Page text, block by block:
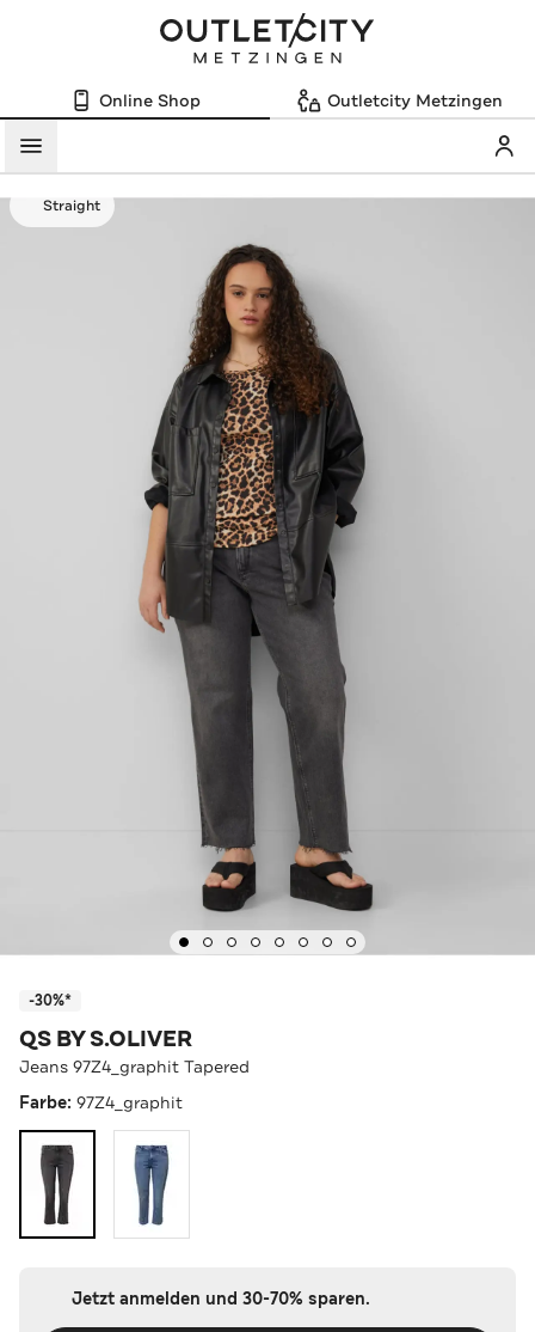
Online Shop Outletcity Metzingen
Menü
Straight
-30%*
QS BY S.OLIVER
Jeans 97Z4_graphit Tapered
Farbe: 97Z4_graphit
Jetzt anmelden und 30-70% sparen.